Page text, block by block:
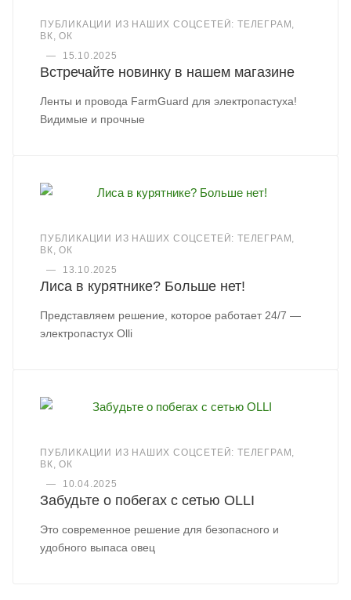
ПУБЛИКАЦИИ ИЗ НАШИХ СОЦСЕТЕЙ: ТЕЛЕГРАМ,
ВК, ОК
—
15.10.2025
Встречайте новинку в нашем магазине
Ленты и провода FarmGuard для электропастуха!
Видимые и прочные
ПУБЛИКАЦИИ ИЗ НАШИХ СОЦСЕТЕЙ: ТЕЛЕГРАМ,
ВК, ОК
—
13.10.2025
Лиса в курятнике? Больше нет!
Представляем решение, которое работает 24/7 —
электропастух Olli
ПУБЛИКАЦИИ ИЗ НАШИХ СОЦСЕТЕЙ: ТЕЛЕГРАМ,
ВК, ОК
—
10.04.2025
Забудьте о побегах с сетью OLLI
Это современное решение для безопасного и
удобного выпаса овец